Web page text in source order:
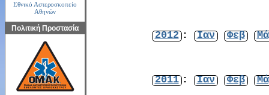
Εθνικό Αστεροσκοπείο
Αθηνών
Πολιτική Προστασία
2012 : Ιαν Φεβ
2011 : Ιαν Φεβ